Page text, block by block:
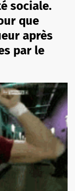
sociale.
que
après
par le